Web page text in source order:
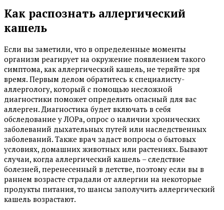
Как распознать аллергический
кашель
Если вы заметили, что в определенные моменты
организм реагирует на окружение появлением такого
симптома, как аллергический кашель, не теряйте зря
время. Первым делом обратитесь к специалисту-
аллергологу, который с помощью несложной
диагностики поможет определить опасный для вас
аллерген. Диагностика будет включать в себя
обследование у ЛОРа, опрос о наличии хронических
заболеваний дыхательных путей или наследственных
заболеваний. Также врач задаст вопросы о бытовых
условиях, домашних животных или растениях. Бывают
случаи, когда аллергический кашель – следствие
болезней, перенесенный в детстве, поэтому если вы в
раннем возрасте страдали от аллергии на некоторые
продукты питания, то шансы заполучить аллергический
кашель возрастают.